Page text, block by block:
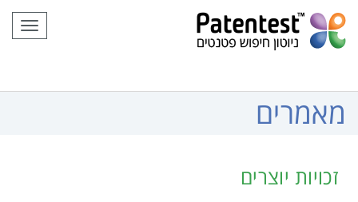
לתוכן
תפריט
מאמרים
זכויות יוצרים